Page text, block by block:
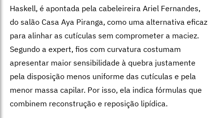
Haskell, é apontada pela cabeleireira Ariel Fernandes,
do salão Casa Aya Piranga, como uma alternativa eficaz
para alinhar as cutículas sem comprometer a maciez.
Segundo a expert, fios com curvatura costumam
apresentar maior sensibilidade à quebra justamente
pela disposição menos uniforme das cutículas e pela
menor massa capilar. Por isso, ela indica fórmulas que
combinem reconstrução e reposição lipídica.